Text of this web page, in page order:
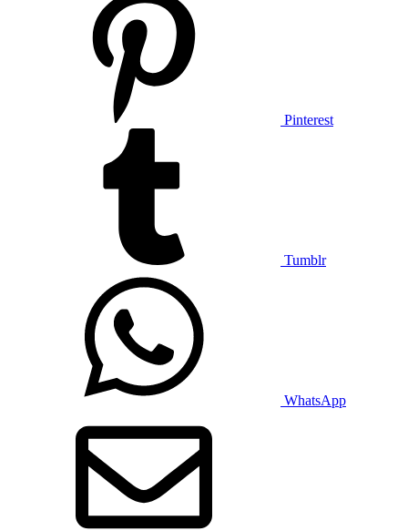
Pinterest
Tumblr
WhatsApp